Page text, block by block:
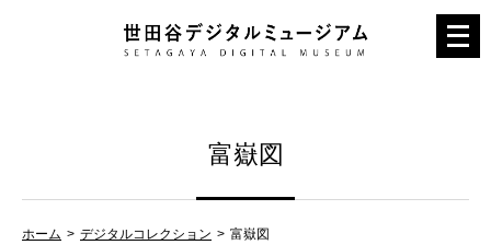
メ
ニ
富嶽図
ホーム デジタルコレクション 富嶽図